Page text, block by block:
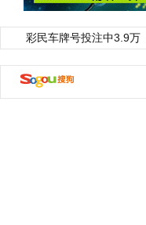
彩民车牌号投注中3.9万